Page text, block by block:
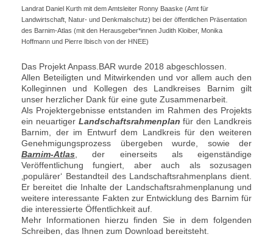
Landrat Daniel Kurth mit dem Amtsleiter Ronny Baaske (Amt für
Landwirtschaft, Natur- und Denkmalschutz) bei der öffentlichen Präsentation
des Barnim-Atlas (mit den Herausgeber*innen Judith Kloiber, Monika
Hoffmann und Pierre Ibisch von der HNEE)
Das Projekt Anpass.BAR wurde 2018 abgeschlossen.
Allen Beteiligten und Mitwirkenden und vor allem auch den
Kolleginnen und Kollegen des Landkreises Barnim gilt
unser herzlicher Dank für eine gute Zusammenarbeit.
Als Projektergebnisse entstanden im Rahmen des Projekts
ein neuartiger Landschaftsrahmenplan für den Landkreis
Barnim, der im Entwurf dem Landkreis für den weiteren
Genehmigungsprozess übergeben wurde, sowie der
Barnim-Atlas , der einerseits als eigenständige
Veröffentlichung fungiert, aber auch als sozusagen
‚populärer‘ Bestandteil des Landschaftsrahmenplans dient.
Er bereitet die Inhalte der Landschaftsrahmenplanung und
weitere interessante Fakten zur Entwicklung des Barnim für
die interessierte Öffentlichkeit auf.
Mehr Informationen hierzu finden Sie in dem folgenden
Schreiben, das Ihnen zum Download bereitsteht.